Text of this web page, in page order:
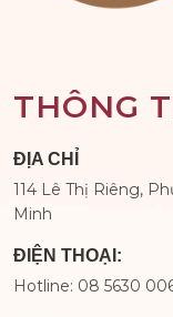
THÔNG
ĐỊA CHỈ
114 Lê Thị Riêng,
Minh
ĐIỆN THOẠI:
Hotline: 08 5630